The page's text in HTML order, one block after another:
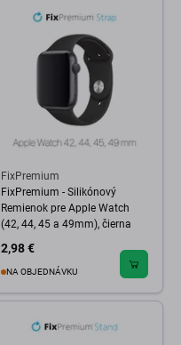
FixPremium
FixPremium - Silikónový
Remienok pre Apple Watch
(42, 44, 45 a 49mm), čierna
2,98 €
NA OBJEDNÁVKU